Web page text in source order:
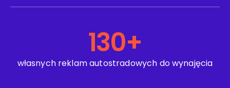
własnych reklam autostradowych do wynajęcia
130+